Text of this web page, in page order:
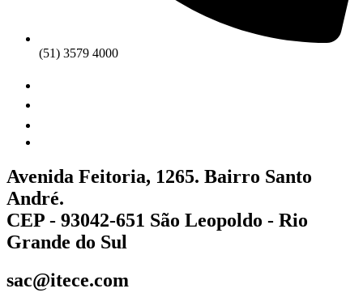
(51) 3579 4000
Avenida Feitoria, 1265. Bairro Santo
André.
CEP - 93042-651 São Leopoldo - Rio
Grande do Sul
sac@itece.com